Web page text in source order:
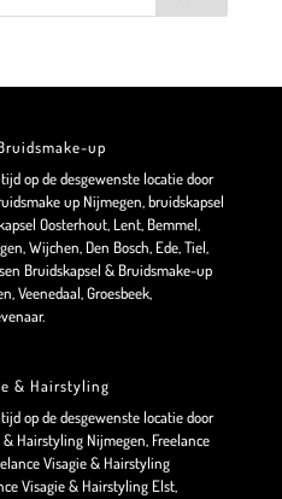
up
op de desgewenste locatie door
up Nijmegen, bruidskapsel
Oosterhout, Lent, Bemmel,
Wijchen, Den Bosch, Ede, Tiel,
Bruidskapsel & Bruidsmake-up
Veenedaal, Groesbeek,
& Hairstyling
op de desgewenste locatie door
Hairstyling Nijmegen, Freelance
Visagie & Hairstyling
Visagie & Hairstyling Elst,